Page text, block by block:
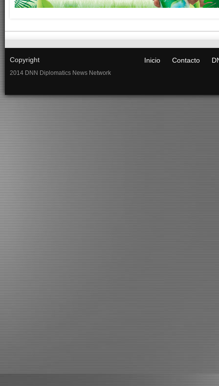
Copyright
2014 DNN Diplomatics News Network
Inicio Contacto